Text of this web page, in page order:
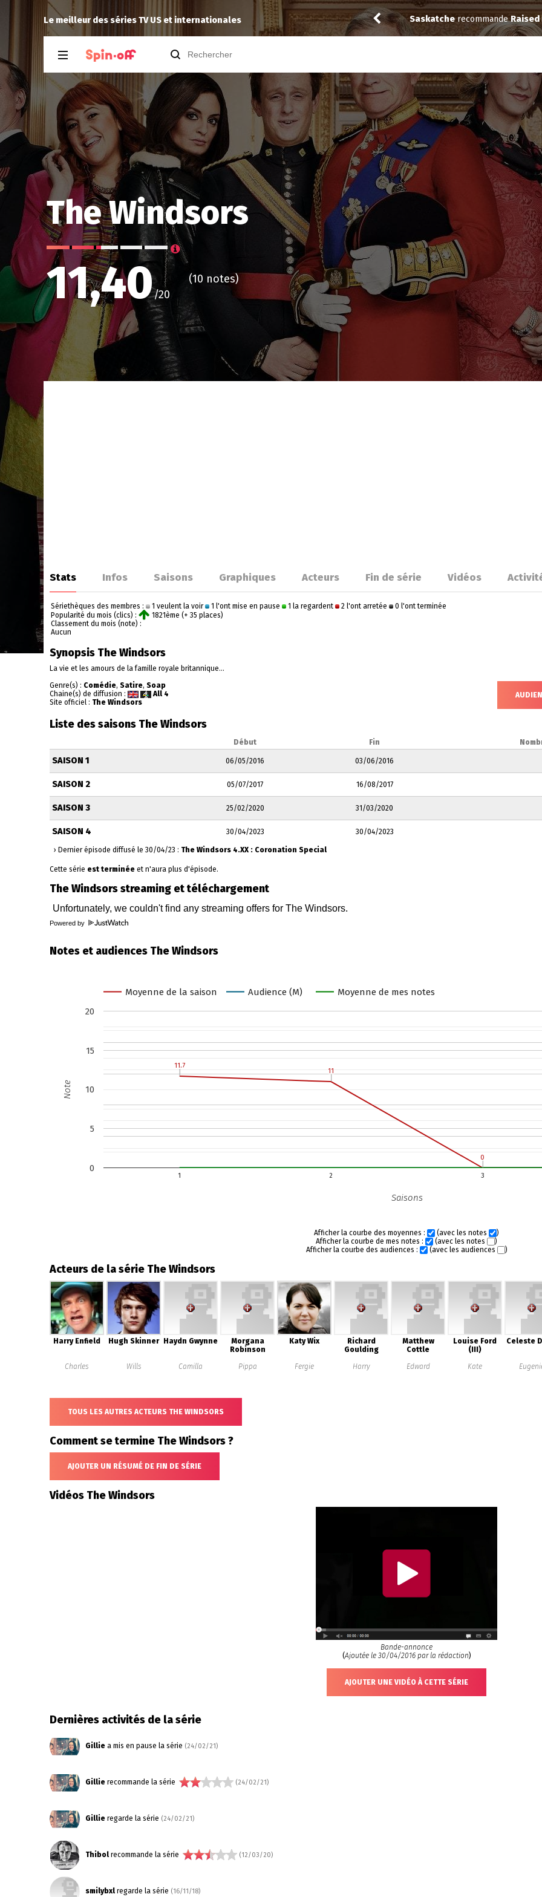
Le meilleur des séries TV US et internationales
Universe SaskatcherecommandeRaised by Wolves (2020) SaskatcherecommandeLucky
The Windsors
11,40/20
(10 notes)
Stats Infos Saisons Graphiques Acteurs Fin de série Vidéos
Sériethèques des membres : 1 veulent la voir 1 l'ont mise en pause 1 la regardent 2 l'ont arretée
0 l'ont terminée
Popularité du mois (clics) :
1821ème (+ 35 places)
Classement du mois (note) :
Aucun
Synopsis The Windsors
La vie et les amours de la famille royale britannique...
Genre(s) : Comédie, Satire, Soap
Chaine(s) de diffusion :
All 4
Site officiel : The Windsors
Liste des saisons The Windsors
Début Fin
SAISON 1 06/05/2016 03/06/2016
SAISON 2 05/07/2017 16/08/2017
SAISON 3 25/02/2020 31/03/2020
SAISON 4 30/04/2023 30/04/2023
› Dernier épisode diffusé le 30/04/23 : The Windsors 4.XX : Coronation Special
Cette série est terminée et n'aura plus d'épisode.
The Windsors streaming et téléchargement
Powered by
Notes et audiences The Windsors
Moyenne de la saison Audience (M) Moyenne de mes notes
1 2 3
0
5
10
15
20
11.7
11.7
11
11
0
0
Saisons
Note
Afficher la courbe des moyennes : (avec les notes
)
Afficher la courbe de mes notes :
(avec les notes
)
Afficher la courbe des audiences :
(avec les audiences )
Acteurs de la série The Windsors
Harry Enfield
Charles
Hugh Skinner
Wills
Haydn Gwynne
Camilla
Morgana
Robinson
Pippa
Katy Wix
Fergie
Richard
Goulding
Harry
Matthew
Cottle
Edward
Louise Ford
(III)
Kate
Celeste
TOUS LES AUTRES ACTEURS THE WINDSORS
Comment se termine The Windsors ?
AJOUTER UN RÉSUMÉ DE FIN DE SÉRIE
Vidéos The Windsors
Bande-annonce
(Ajoutée le 30/04/2016 par la rédaction)
AJOUTER UNE VIDÉO À CETTE SÉRIE
Dernières activités de la série
Gillie a mis en pause la série (24/02/21)
Gillie recommande la série (24/02/21)
Gillie regarde la série (24/02/21)
Thibol recommande la série (12/03/20)
smilybxl regarde la série (16/11/18)